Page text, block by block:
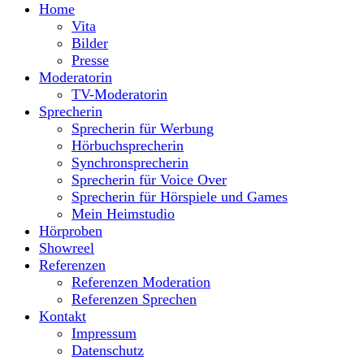
Home
Vita
Bilder
Presse
Moderatorin
TV-Moderatorin
Sprecherin
Sprecherin für Werbung
Hörbuchsprecherin
Synchronsprecherin
Sprecherin für Voice Over
Sprecherin für Hörspiele und Games
Mein Heimstudio
Hörproben
Showreel
Referenzen
Referenzen Moderation
Referenzen Sprechen
Kontakt
Impressum
Datenschutz